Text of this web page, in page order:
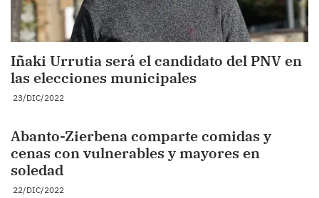
Iñaki Urrutia será el candidato del PNV en
las elecciones municipales
23/DIC/2022
Abanto-Zierbena comparte comidas y
cenas con vulnerables y mayores en
soledad
22/DIC/2022